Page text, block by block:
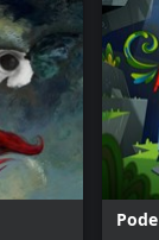
Pode